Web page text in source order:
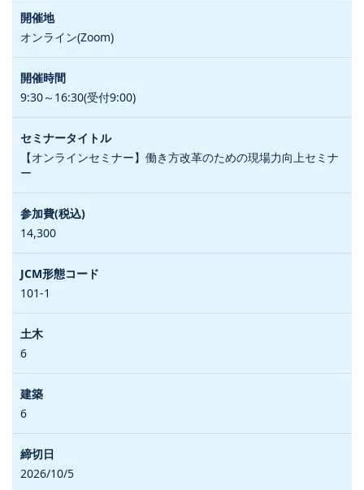
オンライン(Zoom)
9:30～16:30(受付9:00)
【オンラインセミナー】働き方改革のための現場力向上セミナ
ー
14,300
101-1
6
6
2026/10/5